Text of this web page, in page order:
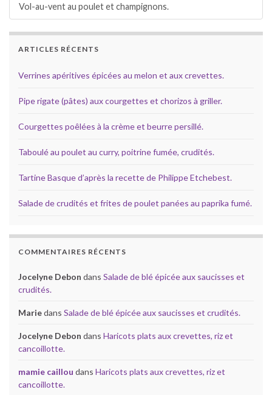
Vol-au-vent au poulet et champignons.
ARTICLES RÉCENTS
Verrines apéritives épicées au melon et aux crevettes.
Pipe rigate (pâtes) aux courgettes et chorizos à griller.
Courgettes poêlées à la crème et beurre persillé.
Taboulé au poulet au curry, poitrine fumée, crudités.
Tartine Basque d’après la recette de Philippe Etchebest.
Salade de crudités et frites de poulet panées au paprika fumé.
COMMENTAIRES RÉCENTS
Jocelyne Debon dans Salade de blé épicée aux saucisses et
crudités.
Mariedans Salade de blé épicée aux saucisses et crudités.
Jocelyne Debon dans Haricots plats aux crevettes, riz et
cancoillotte.
mamie caillou dans Haricots plats aux crevettes, riz et
cancoillotte.